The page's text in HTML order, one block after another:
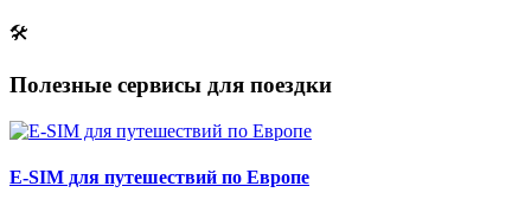
🛠
Полезные сервисы для поездки
E-SIM для путешествий по Европе